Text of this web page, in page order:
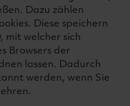
Dazu zählen
Diese speichern
mit welcher sich
Browsers der
lassen. Dadurch
werden, wenn Sie